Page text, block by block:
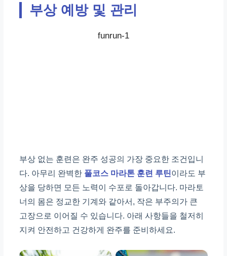
11주차
최고 훈련량
20~25km
부상 예방 및 관리
funrun-1
부상 없는 훈련은 완주 성공의 가장 중요한 조건입니
다. 아무리 완벽한 풀코스 마라톤 훈련 루틴이라도 부
상을 당하면 모든 노력이 수포로 돌아갑니다. 마라토
너의 몸은 정교한 기계와 같아서, 작은 부주의가 큰
고장으로 이어질 수 있습니다. 아래 사항들을 철저히
지켜 안전하고 건강하게 완주를 준비하세요.